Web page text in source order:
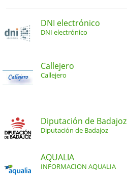
DNI electrónico
DNI electrónico
Callejero
Callejero
Diputación de Badajoz
Diputación de Badajoz
AQUALIA
INFORMACION AQUALIA